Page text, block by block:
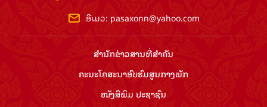
ອີເມວ: pasaxonn@yahoo.com
ສຳ​ນັກ​ຂ່າວ​ສານ​ທີ່​ສຳ​ຄັນ​
ຄະນະໂຄສະນາອົບຮົມ​ສູນ​ກາງ​ພັກ
ໜັງສືພິມ ປະ​ຊາ​ຊົນ